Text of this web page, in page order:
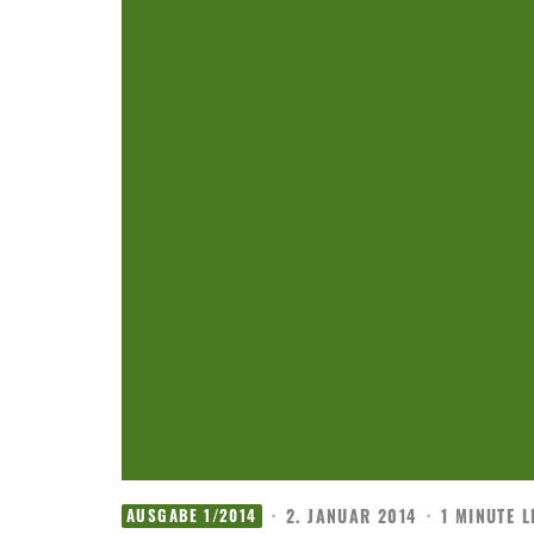
AUSGABE 1/2014 · 2. JANUAR 2014 · 1 MINUTE